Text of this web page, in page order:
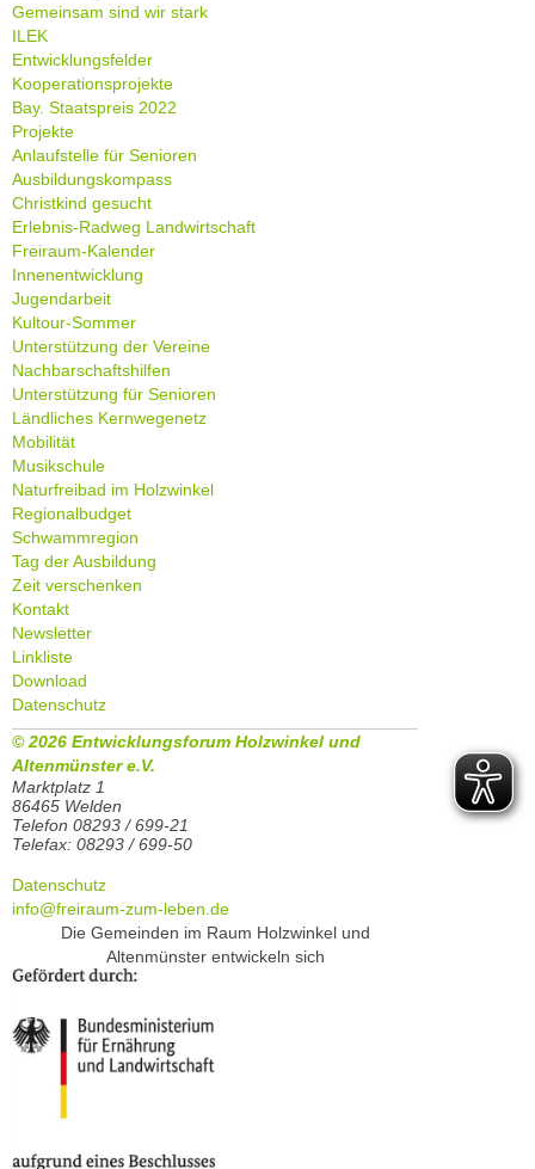
Gemeinsam sind wir stark
ILEK
Entwicklungsfelder
Kooperationsprojekte
Bay. Staatspreis 2022
Projekte
Anlaufstelle für Senioren
Ausbildungskompass
Christkind gesucht
Erlebnis-Radweg Landwirtschaft
Freiraum-Kalender
Innenentwicklung
Jugendarbeit
Kultour-Sommer
Unterstützung der Vereine
Nachbarschaftshilfen
Unterstützung für Senioren
Ländliches Kernwegenetz
Mobilität
Musikschule
Naturfreibad im Holzwinkel
Regionalbudget
Schwammregion
Tag der Ausbildung
Zeit verschenken
Kontakt
Newsletter
Linkliste
Download
Datenschutz
© 2026 Entwicklungsforum Holzwinkel und
Altenmünster e.V.
Marktplatz 1
86465 Welden
Telefon 08293 / 699-21
Telefax: 08293 / 699-50
Datenschutz
info@freiraum-zum-leben.de
Die Gemeinden im Raum Holzwinkel und
Altenmünster entwickeln sich